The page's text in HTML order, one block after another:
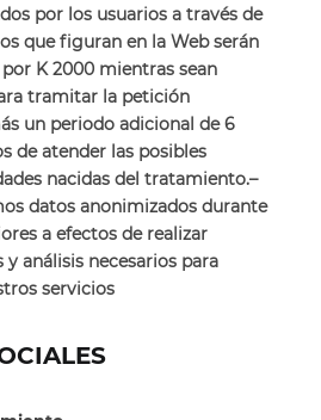
por los usuarios a través de
que figuran en la Web serán
K 2000 mientras sean
tramitar la petición
un periodo adicional de 6
de atender las posibles
nacidas del tratamiento.–
datos anonimizados durante
a efectos de realizar
análisis necesarios para
servicios